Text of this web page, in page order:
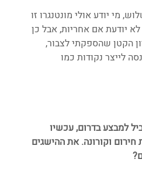
מי יודע אולי מונטנגרו זו
יודעת אם אחריות, אבל כן
הקטן שהספקתי לצבור,
לייצר נקודות כמו
למבצע בדרום, עכשיו
וקורונה. את ההישגים